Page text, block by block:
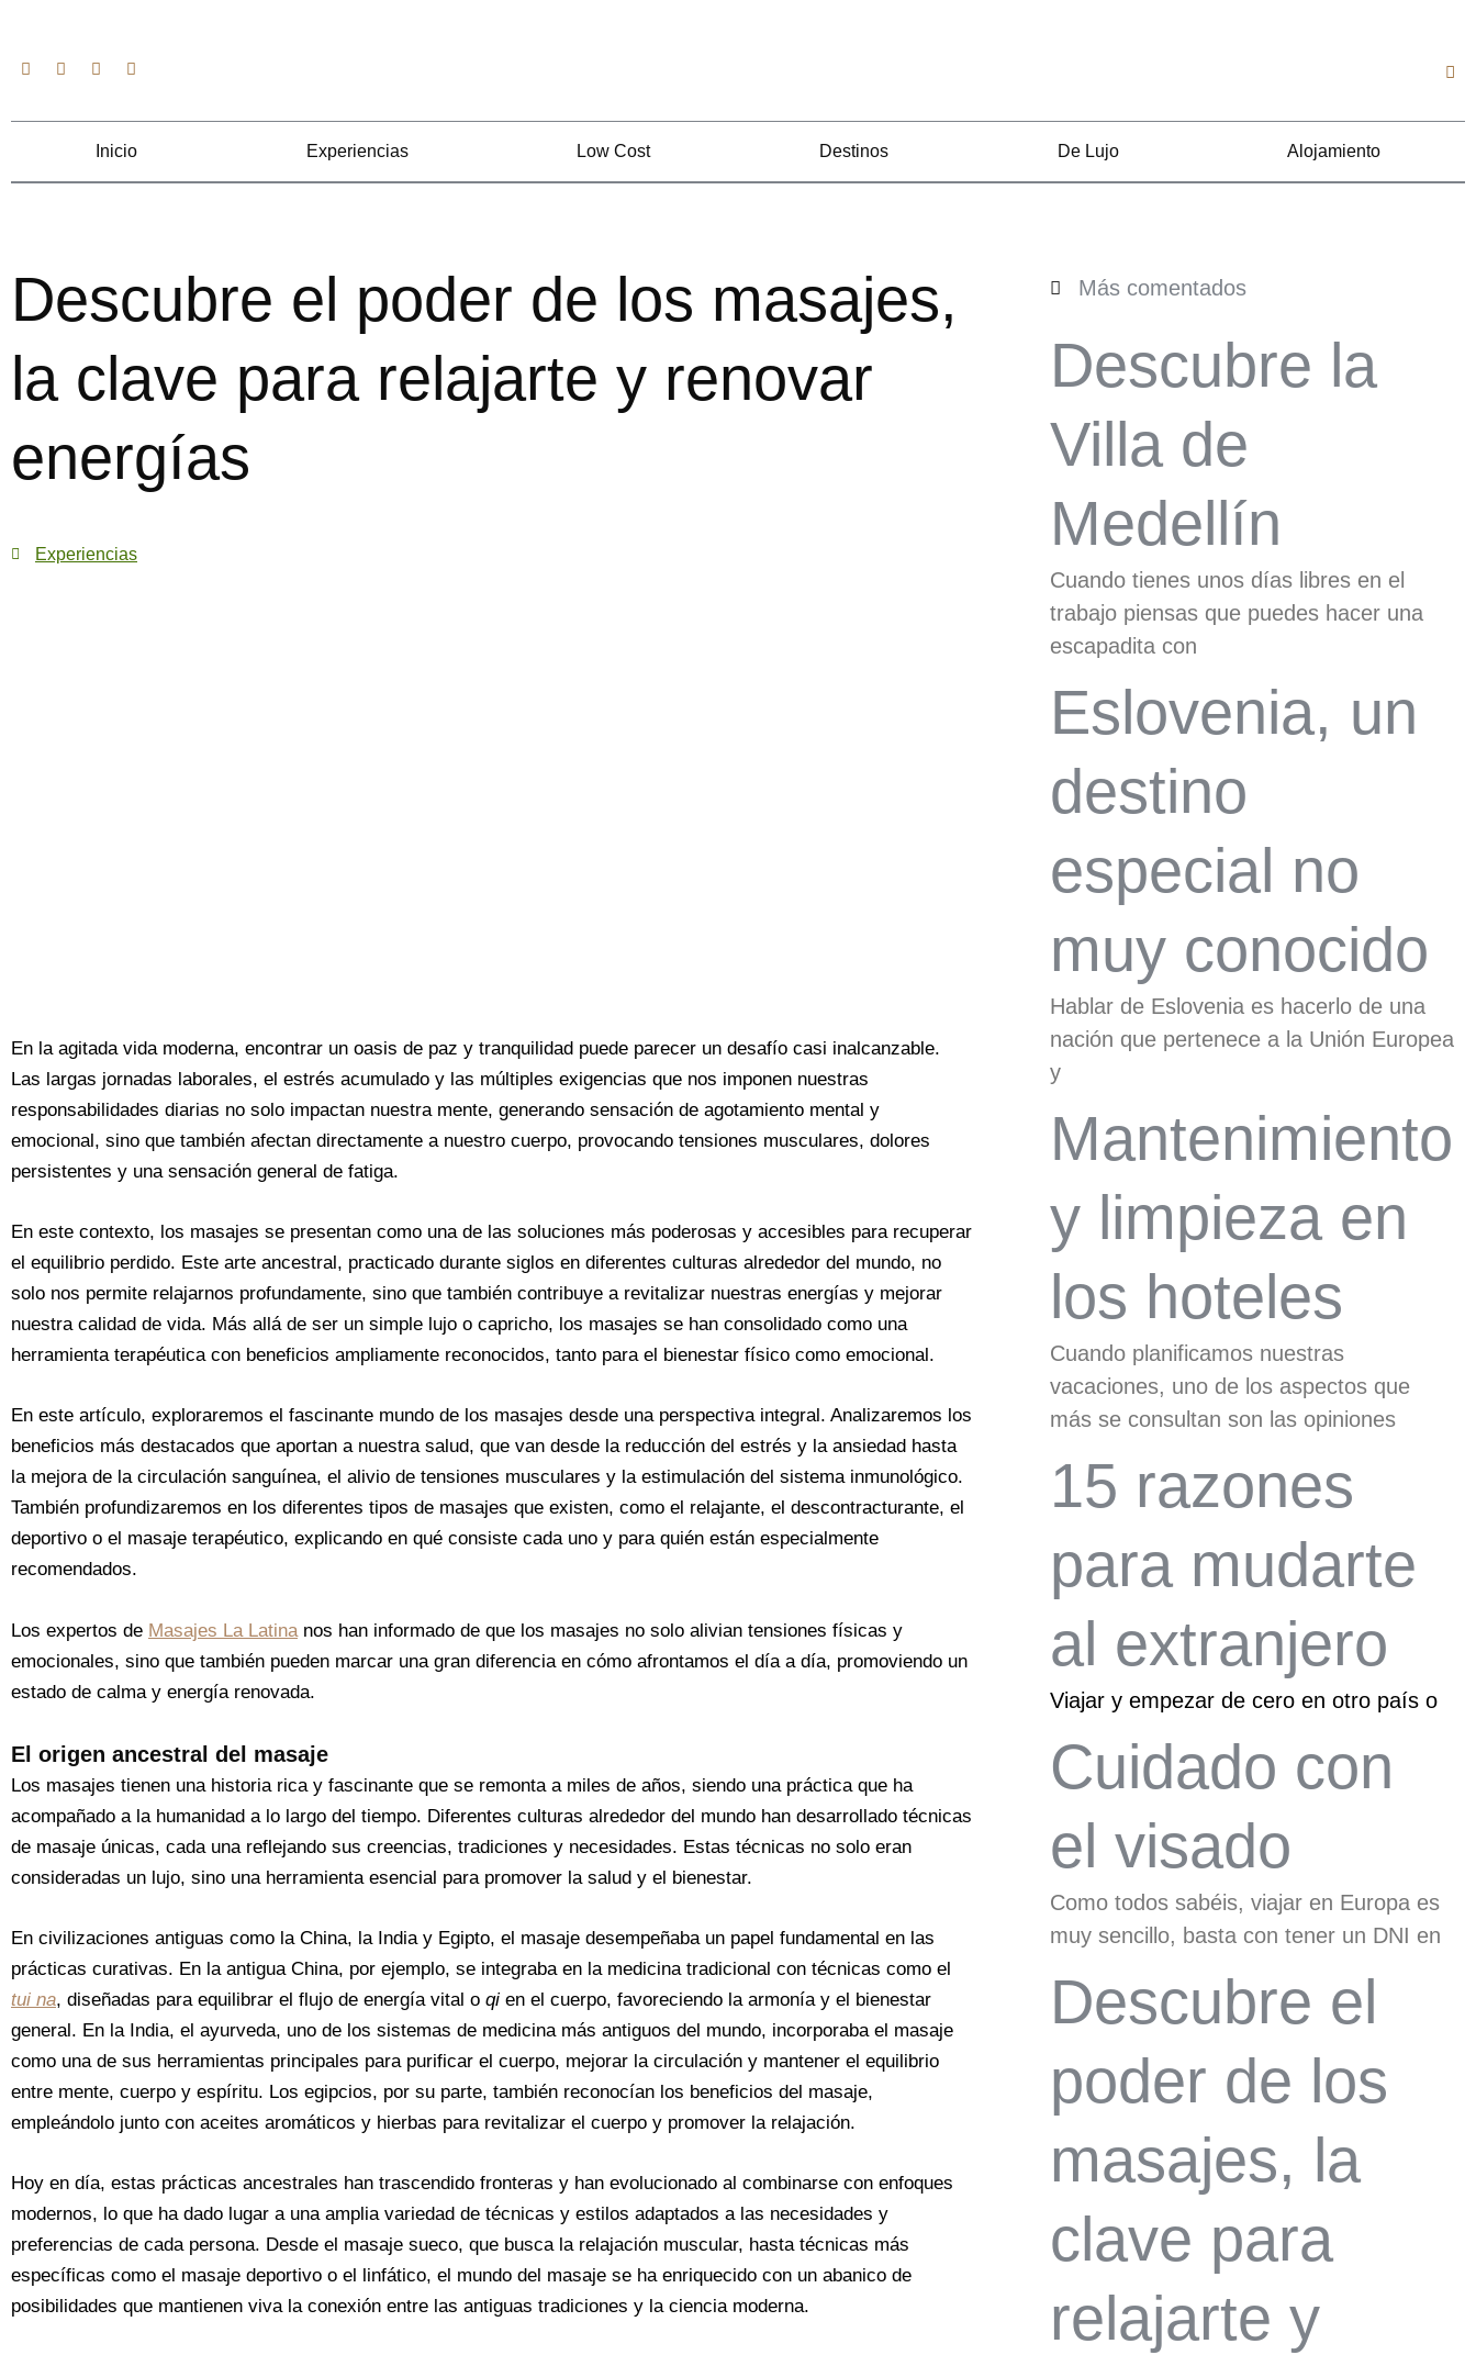
contenido
Facebook
TwitterYoutubeInstagram
Inicio Experiencias Low Cost Destinos De Lujo Alojamiento
Descubre el poder de los masajes,
la clave para relajarte y renovar
energías
Experiencias
En la agitada vida moderna, encontrar un oasis de paz y tranquilidad puede parecer un desafío casi inalcanzable.
Las largas jornadas laborales, el estrés acumulado y las múltiples exigencias que nos imponen nuestras
responsabilidades diarias no solo impactan nuestra mente, generando sensación de agotamiento mental y
emocional, sino que también afectan directamente a nuestro cuerpo, provocando tensiones musculares, dolores
persistentes y una sensación general de fatiga.
En este contexto, los masajes se presentan como una de las soluciones más poderosas y accesibles para recuperar
el equilibrio perdido. Este arte ancestral, practicado durante siglos en diferentes culturas alrededor del mundo, no
solo nos permite relajarnos profundamente, sino que también contribuye a revitalizar nuestras energías y mejorar
nuestra calidad de vida. Más allá de ser un simple lujo o capricho, los masajes se han consolidado como una
herramienta terapéutica con beneficios ampliamente reconocidos, tanto para el bienestar físico como emocional.
En este artículo, exploraremos el fascinante mundo de los masajes desde una perspectiva integral. Analizaremos los
beneficios más destacados que aportan a nuestra salud, que van desde la reducción del estrés y la ansiedad hasta
la mejora de la circulación sanguínea, el alivio de tensiones musculares y la estimulación del sistema inmunológico.
También profundizaremos en los diferentes tipos de masajes que existen, como el relajante, el descontracturante, el
deportivo o el masaje terapéutico, explicando en qué consiste cada uno y para quién están especialmente
recomendados.
Los expertos de Masajes La Latina nos han informado de que los masajes no solo alivian tensiones físicas y
emocionales, sino que también pueden marcar una gran diferencia en cómo afrontamos el día a día, promoviendo un
estado de calma y energía renovada.
El origen ancestral del masaje
Los masajes tienen una historia rica y fascinante que se remonta a miles de años, siendo una práctica que ha
acompañado a la humanidad a lo largo del tiempo. Diferentes culturas alrededor del mundo han desarrollado técnicas
de masaje únicas, cada una reflejando sus creencias, tradiciones y necesidades. Estas técnicas no solo eran
consideradas un lujo, sino una herramienta esencial para promover la salud y el bienestar.
En civilizaciones antiguas como la China, la India y Egipto, el masaje desempeñaba un papel fundamental en las
prácticas curativas. En la antigua China, por ejemplo, se integraba en la medicina tradicional con técnicas como el
tui na, diseñadas para equilibrar el flujo de energía vital o qi en el cuerpo, favoreciendo la armonía y el bienestar
general. En la India, el ayurveda, uno de los sistemas de medicina más antiguos del mundo, incorporaba el masaje
como una de sus herramientas principales para purificar el cuerpo, mejorar la circulación y mantener el equilibrio
entre mente, cuerpo y espíritu. Los egipcios, por su parte, también reconocían los beneficios del masaje,
empleándolo junto con aceites aromáticos y hierbas para revitalizar el cuerpo y promover la relajación.
Hoy en día, estas prácticas ancestrales han trascendido fronteras y han evolucionado al combinarse con enfoques
modernos, lo que ha dado lugar a una amplia variedad de técnicas y estilos adaptados a las necesidades y
preferencias de cada persona. Desde el masaje sueco, que busca la relajación muscular, hasta técnicas más
específicas como el masaje deportivo o el linfático, el mundo del masaje se ha enriquecido con un abanico de
posibilidades que mantienen viva la conexión entre las antiguas tradiciones y la ciencia moderna.
Más comentados
Descubre la
Villa de
Medellín
Cuando tienes unos días libres en el
trabajo piensas que puedes hacer una
escapadita con
Eslovenia, un
destino
especial no
muy conocido
Hablar de Eslovenia es hacerlo de una
nación que pertenece a la Unión Europea
y
Mantenimiento
y limpieza en
los hoteles
Cuando planificamos nuestras
vacaciones, uno de los aspectos que
más se consultan son las opiniones
15 razones
para mudarte
al extranjero
Viajar y empezar de cero en otro país o
Cuidado con
el visado
Como todos sabéis, viajar en Europa es
muy sencillo, basta con tener un DNI en
Descubre el
poder de los
masajes, la
clave para
relajarte y